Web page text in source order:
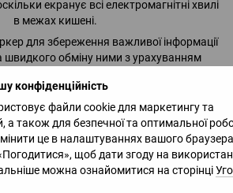
конфіденційність
файли cookie для маркетингу та
а також для безпечної та оптимальної
це в налаштуваннях вашого
щоб дати згоду на
можна ознайомитися на сторінці
екранує всі електромагнітні хвилі
в межах кишені.
для збереження важливої інформації
швидкого обміну ними з урахуванням
+ вбудована гарнітура:
музику, говорити по телефону або
Siri без додаткових пристроїв.
+ вбудована гарнітура з
перекладачем: